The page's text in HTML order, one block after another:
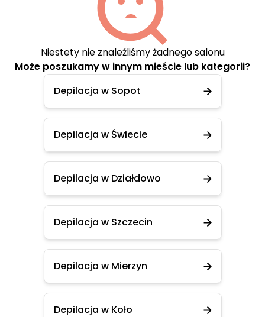
Niestety nie znaleźliśmy żadnego salonu
Może poszukamy w innym mieście lub kategorii?
Depilacja w Sopot
Depilacja w Świecie
Depilacja w Działdowo
Depilacja w Szczecin
Depilacja w Mierzyn
Depilacja w Koło